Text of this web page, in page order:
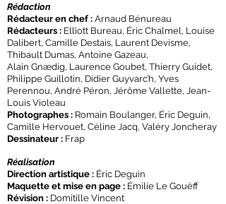
Rédaction
Rédacteur en chef : Arnaud Bénureau
Rédacteurs : Elliott Bureau, Éric Chalmel, Louise
Dalibert, Camille Destais, Laurent Devisme,
Thibault Dumas, Antoine Gazeau,
Alain Gnædig, Laurence Goubet, Thierry Guidet,
Philippe Guillotin, Didier Guyvarc’h, Yves
Perennou, André Péron, Jérôme Vallette, Jean-
Louis Violeau
Photographes : Romain Boulanger, Éric Deguin,
Camille Hervouet, Céline Jacq, Valéry Joncheray
Dessinateur : Frap
Réalisation
Direction artistique : Éric Deguin
Maquette et mise en page : Émilie Le Gouëff
Révision : Domitille Vincent